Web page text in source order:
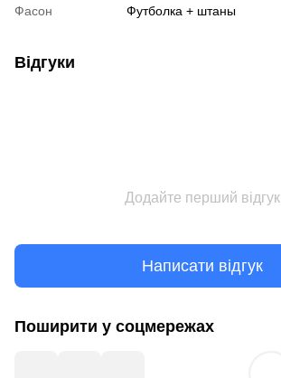
Фасон
Футболка + штаны
Відгуки
Додайте перший відгук
Написати відгук
Поширити у соцмережах